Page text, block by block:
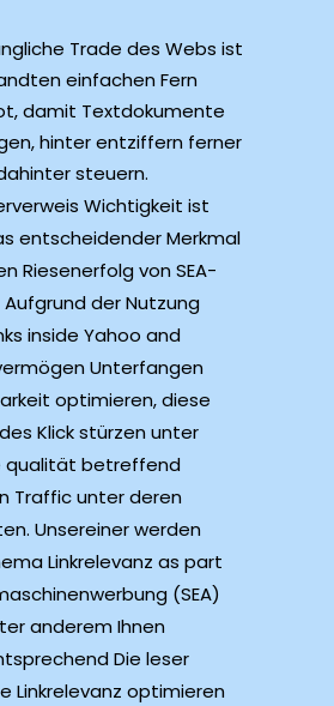
Trade des Webs ist
einfachen Fern
damit Textdokumente
hinter entziffern ferner
steuern.
Wichtigkeit ist
entscheidender Merkmal
Riesenerfolg von SEA-
der Nutzung
inside Yahoo and
Unterfangen
optimieren, diese
Klick stürzen unter
qualität betreffend
Traffic unter deren
Unsereiner werden
Linkrelevanz as part
(SEA)
anderem Ihnen
Die leser
Linkrelevanz optimieren